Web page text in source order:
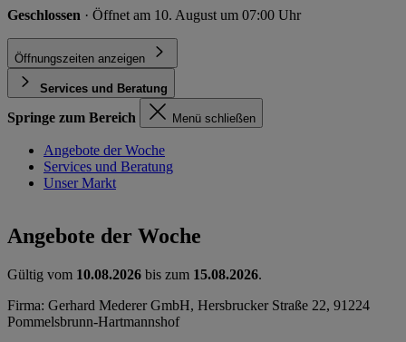
Geschlossen · Öffnet am 10. August um 07:00 Uhr
Öffnungszeiten anzeigen
Services und Beratung
Springe zum Bereich Menü schließen
Angebote der Woche
Services und Beratung
Unser Markt
Angebote der Woche
Gültig vom 10.08.2026 bis zum 15.08.2026.
Firma: Gerhard Mederer GmbH, Hersbrucker Straße 22, 91224
Pommelsbrunn-Hartmannshof